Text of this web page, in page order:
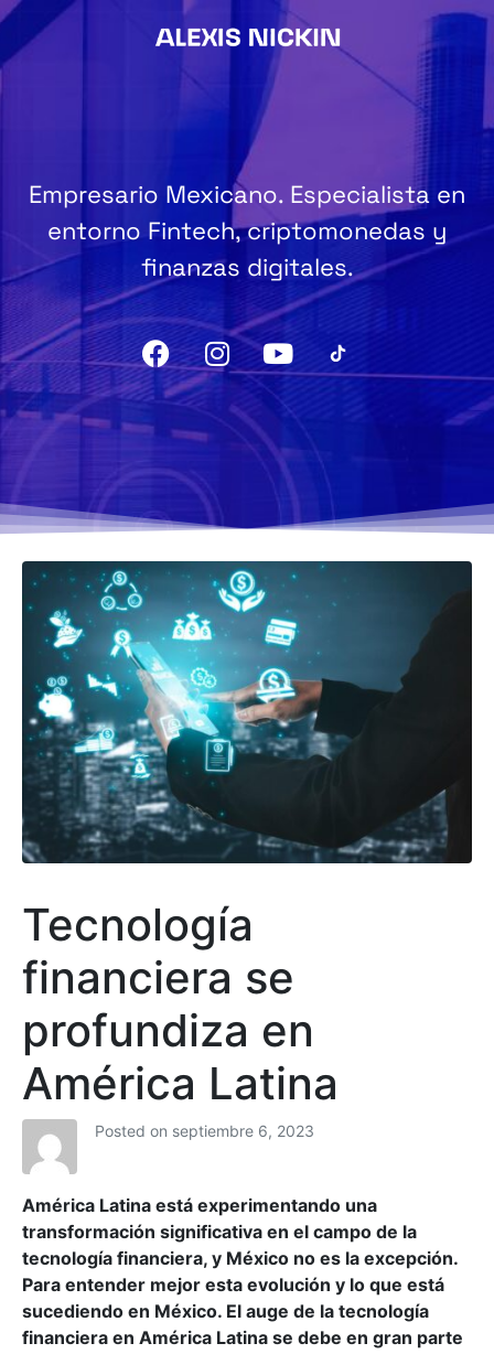
Empresario Mexicano. Especialista en
entorno Fintech, criptomonedas y
finanzas digitales.
Posted on septiembre 6, 2023
Tecnología
financiera se
profundiza en
América Latina
América Latina está experimentando una
transformación significativa en el campo de la
tecnología financiera, y México no es la excepción.
Para entender mejor esta evolución y lo que está
sucediendo en México. El auge de la tecnología
financiera en América Latina se debe en gran parte